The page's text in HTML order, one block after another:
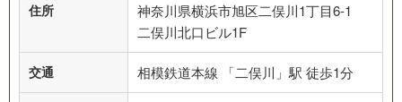
住所
神奈川県横浜市旭区二俣川1丁目6-1
二俣川北口ビル1F
交通 相模鉄道本線 「二俣川」駅 徒歩1分